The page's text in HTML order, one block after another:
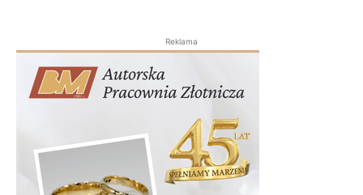
Reklama